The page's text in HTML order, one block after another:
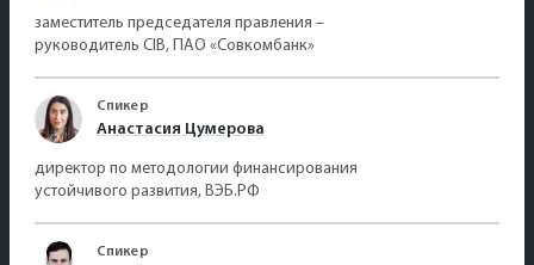
заместитель председателя правления –
руководитель CIB, ПАО «Совкомбанк»
Спикер
Анастасия Цумерова
директор по методологии финансирования
устойчивого развития, ВЭБ.РФ
Спикер